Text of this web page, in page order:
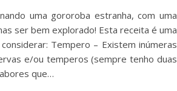
uma gororoba estranha, com uma
ser bem explorado! Esta receita é uma
Tempero – Existem inúmeras
e/ou temperos (sempre tenho duas
que…